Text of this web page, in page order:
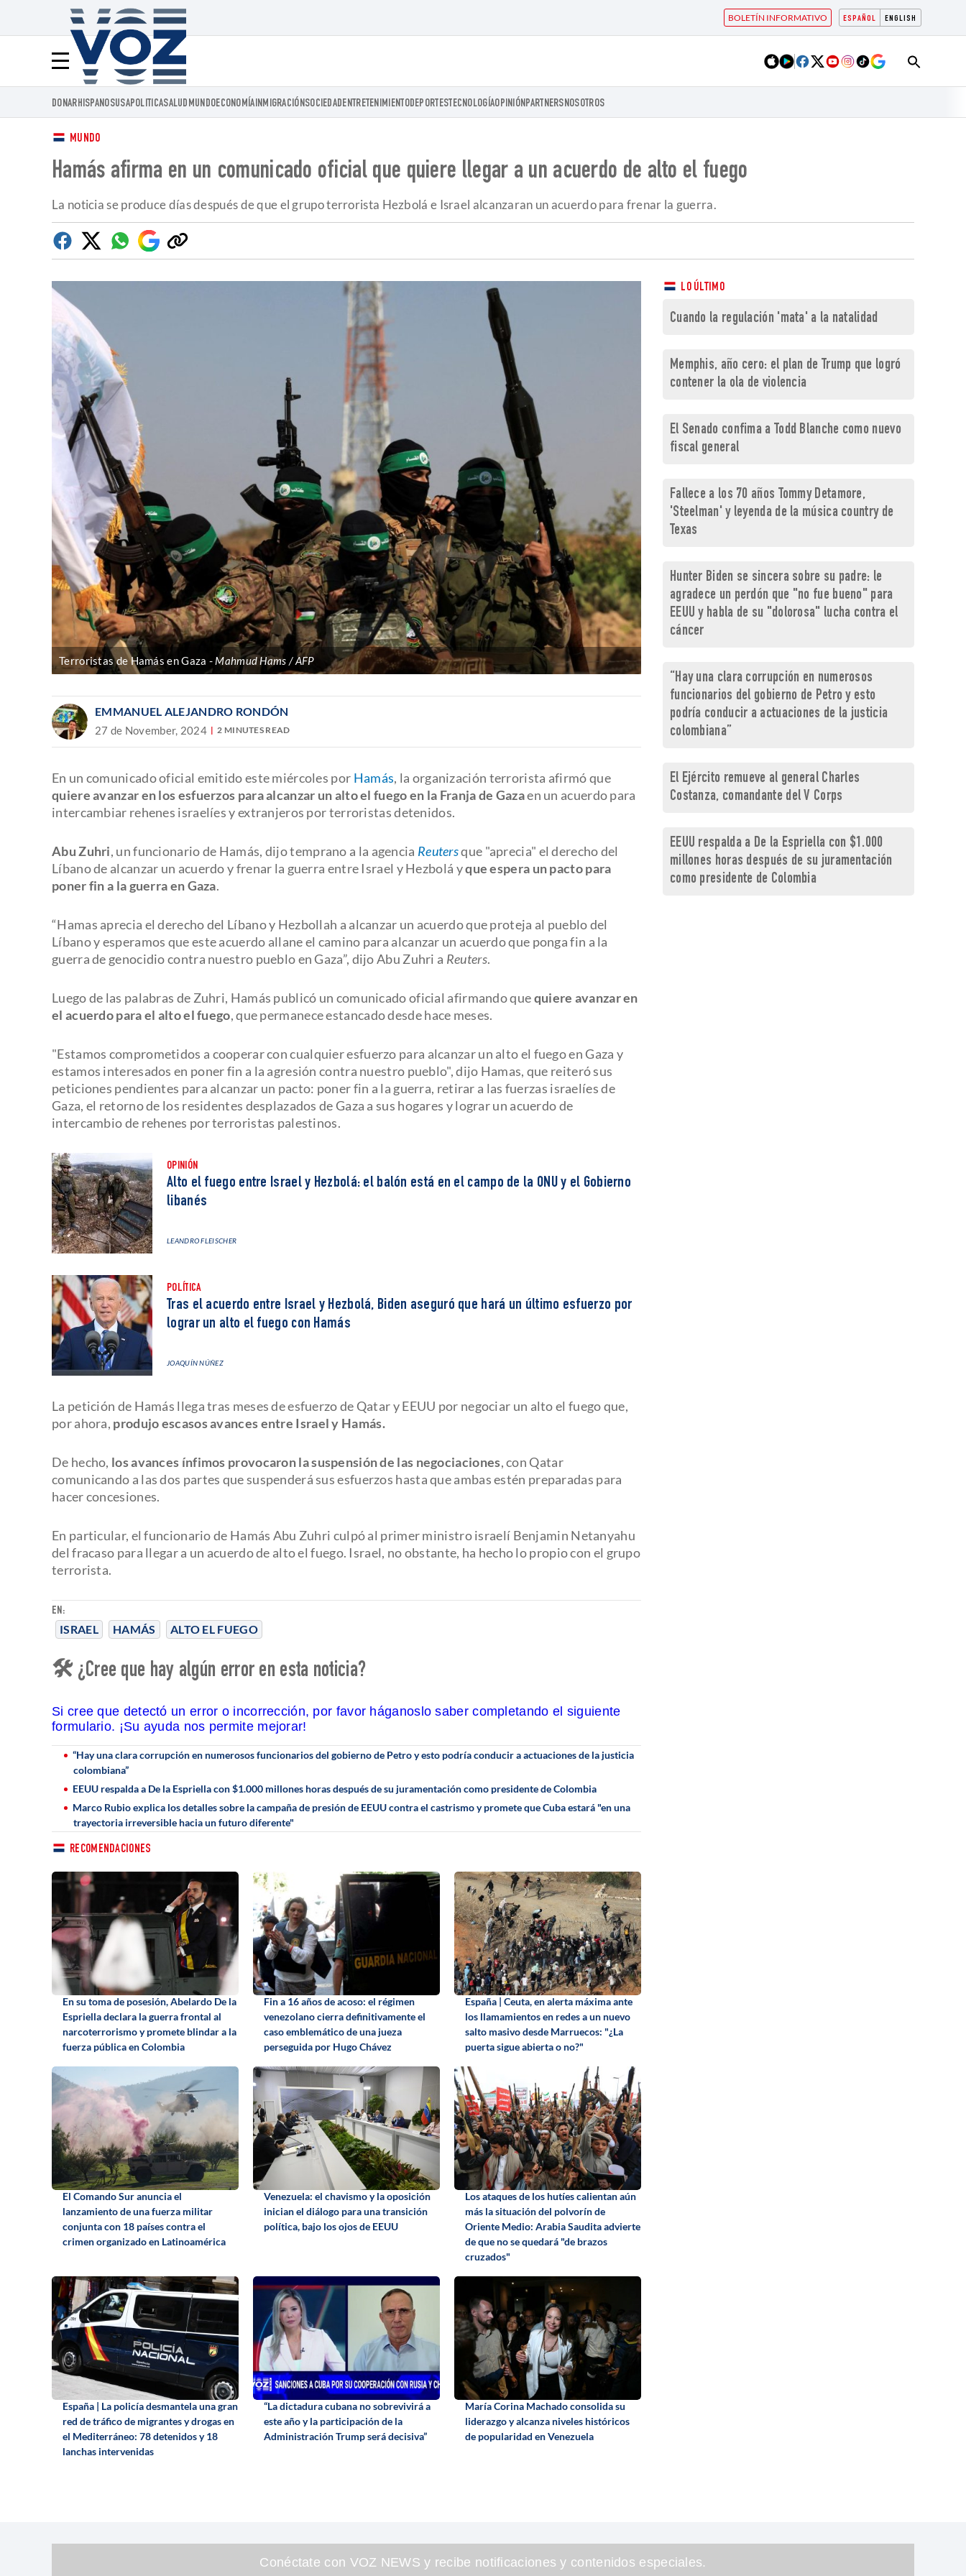
ESPAÑOL ENGLISH
BOLETÍN INFORMATIVO
Menú
Voz.us
DONARHISPANOSUSAPOLITICASALUD MUNDOECONOMÍAINMIGRACIÓNSOCIEDADENTRETENIMIENTODEPORTESTECNOLOGÍAOPINIÓNPARTNERSNOSOTROS
MUNDO
Hamás afirma en un comunicado oficial que quiere llegar a un acuerdo de alto el fuego
La noticia se produce días después de que el grupo terrorista Hezbolá e Israel alcanzaran un acuerdo para frenar la guerra.
Facebook
TwitterWhatsapp
Google
Discover
Copiar
enlace
Terroristas de Hamás en Gaza Mahmud Hams / AFP
EMMANUEL ALEJANDRO RONDÓN
27 de November, 2024 2 MINUTES READ
EN:
ISRAEL HAMÁS ALTO EL FUEGO
En un comunicado oficial emitido este miércoles por Hamás, la organización terrorista afirmó que
quiere avanzar en los esfuerzos para alcanzar un alto el fuego en la Franja de Gazaen un acuerdo para
intercambiar rehenes israelíes y extranjeros por terroristas detenidos.
Abu Zuhri, un funcionario de Hamás, dijo temprano a la agencia Reutersque "aprecia" el derecho del
Líbano de alcanzar un acuerdo y frenar la guerra entre Israel y Hezbolá yque espera un pacto para
poner fin a la guerra en Gaza.
“Hamas aprecia el derecho del Líbano y Hezbollah a alcanzar un acuerdo que proteja al pueblo del
Líbano y esperamos que este acuerdo allane el camino para alcanzar un acuerdo que ponga fin a la
guerra de genocidio contra nuestro pueblo en Gaza”, dijo Abu Zuhri a Reuters.
Luego de las palabras de Zuhri, Hamás publicó un comunicado oficial afirmando quequiere avanzar en
el acuerdo para el alto el fuego, que permanece estancado desde hace meses.
"Estamos comprometidos a cooperar con cualquier esfuerzo para alcanzar un alto el fuego en Gaza y
estamos interesados en poner fin a la agresión contra nuestro pueblo", dijo Hamas, que reiteró sus
peticiones pendientes para alcanzar un pacto: poner fin a la guerra, retirar a las fuerzas israelíes de
Gaza, el retorno de los residentes desplazados de Gaza a sus hogares y lograr un acuerdo de
intercambio de rehenes por terroristas palestinos.
OPINIÓN
Alto el fuego entre Israel y Hezbolá: el balón está en el campo de la ONU y el Gobierno
libanés
LEANDRO FLEISCHER
POLÍTICA
Tras el acuerdo entre Israel y Hezbolá, Biden aseguró que hará un último esfuerzo por
lograr un alto el fuego con Hamás
JOAQUÍN NÚÑEZ
La petición de Hamás llega tras meses de esfuerzo de Qatar y EEUU por negociar un alto el fuego que,
por ahora, produjo escasos avances entre Israel y Hamás.
De hecho, los avances ínfimos provocaron la suspensión de las negociaciones, con Qatar
comunicando a las dos partes que suspenderá sus esfuerzos hasta que ambas estén preparadas para
hacer concesiones.
En particular, el funcionario de Hamás Abu Zuhri culpó al primer ministro israelí Benjamin Netanyahu
del fracaso para llegar a un acuerdo de alto el fuego. Israel, no obstante, ha hecho lo propio con el grupo
terrorista.
🛠 ¿Cree que hay algún error en esta noticia?
Si cree que detectó un error o incorrección, por favor háganoslo saber completando el siguiente
formulario. ¡Su ayuda nos permite mejorar!
“Hay una clara corrupción en numerosos funcionarios del gobierno de Petro y esto podría conducir a actuaciones de la justicia
colombiana”
EEUU respalda a De la Espriella con $1.000 millones horas después de su juramentación como presidente de Colombia
Marco Rubio explica los detalles sobre la campaña de presión de EEUU contra el castrismo y promete que Cuba estará "en una
trayectoria irreversible hacia un futuro diferente"
RECOMENDACIONES
En su toma de posesión, Abelardo De la
Espriella declara la guerra frontal al
narcoterrorismo y promete blindar a la
fuerza pública en Colombia
Fin a 16 años de acoso: el régimen
venezolano cierra definitivamente el
caso emblemático de una jueza
perseguida por Hugo Chávez
España | Ceuta, en alerta máxima ante
los llamamientos en redes a un nuevo
salto masivo desde Marruecos: "¿La
puerta sigue abierta o no?"
El Comando Sur anuncia el
lanzamiento de una fuerza militar
conjunta con 18 países contra el
crimen organizado en Latinoamérica
Venezuela: el chavismo y la oposición
inician el diálogo para una transición
política, bajo los ojos de EEUU
Los ataques de los hutíes calientan aún
más la situación del polvorín de
Oriente Medio: Arabia Saudita advierte
de que no se quedará "de brazos
cruzados"
España | La policía desmantela una gran
red de tráfico de migrantes y drogas en
el Mediterráneo: 78 detenidos y 18
lanchas intervenidas
“La dictadura cubana no sobrevivirá a
este año y la participación de la
Administración Trump será decisiva”
María Corina Machado consolida su
liderazgo y alcanza niveles históricos
de popularidad en Venezuela
LO ÚLTIMO
Cuando la regulación 'mata' a la natalidad
Memphis, año cero: el plan de Trump que logró
contener la ola de violencia
El Senado confima a Todd Blanche como nuevo
fiscal general
Fallece a los 70 años Tommy Detamore,
'Steelman' y leyenda de la música country de
Texas
Hunter Biden se sincera sobre su padre: le
agradece un perdón que "no fue bueno" para
EEUU y habla de su "dolorosa" lucha contra el
cáncer
“Hay una clara corrupción en numerosos
funcionarios del gobierno de Petro y esto
podría conducir a actuaciones de la justicia
colombiana”
El Ejército remueve al general Charles
Costanza, comandante del V Corps
EEUU respalda a De la Espriella con $1.000
millones horas después de su juramentación
como presidente de Colombia
Conéctate con VOZ NEWS y recibe notificaciones y contenidos especiales.